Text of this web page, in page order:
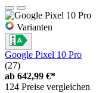
Varianten
Google Pixel 10 Pro
(27)
ab 642,99 €*
124 Preise vergleichen